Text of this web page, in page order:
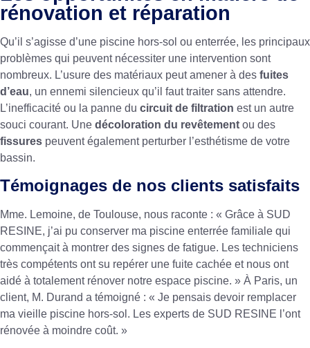
rénovation et réparation
Qu’il s’agisse d’une piscine hors-sol ou enterrée, les principaux
problèmes qui peuvent nécessiter une intervention sont
nombreux. L’usure des matériaux peut amener à des fuites
d’eau, un ennemi silencieux qu’il faut traiter sans attendre.
L’inefficacité ou la panne du circuit de filtration est un autre
souci courant. Une décoloration du revêtement ou des
fissures peuvent également perturber l’esthétisme de votre
bassin.
Témoignages de nos clients satisfaits
Mme. Lemoine, de Toulouse, nous raconte : « Grâce à SUD
RESINE, j’ai pu conserver ma piscine enterrée familiale qui
commençait à montrer des signes de fatigue. Les techniciens
très compétents ont su repérer une fuite cachée et nous ont
aidé à totalement rénover notre espace piscine. » À Paris, un
client, M. Durand a témoigné : « Je pensais devoir remplacer
ma vieille piscine hors-sol. Les experts de SUD RESINE l’ont
rénovée à moindre coût. »